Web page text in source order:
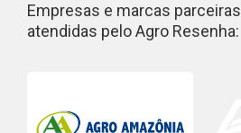
Empresas e marcas
atendidas pelo Agro Resenha: